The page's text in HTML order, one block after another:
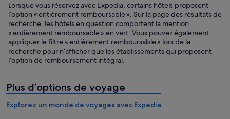
Lorsque vous réservez avec Expedia, certains hôtels proposent
l’option « entièrement remboursable ». Sur la page des résultats de
recherche, les hôtels en question comportent la mention
« entièrement remboursable » en vert. Vous pouvez également
appliquer le filtre « entièrement remboursable » lors de la
recherche pour n’afficher que les établissements qui proposent
l’option de remboursement intégral.
Plus d’options de voyage
Explorez un monde de voyages avec Expedia